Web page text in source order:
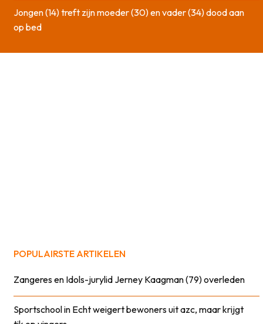
Jongen (14) treft zijn moeder (30) en vader (34) dood aan
op bed
POPULAIRSTE ARTIKELEN
Zangeres en Idols-jurylid Jerney Kaagman (79) overleden
Sportschool in Echt weigert bewoners uit azc, maar krijgt